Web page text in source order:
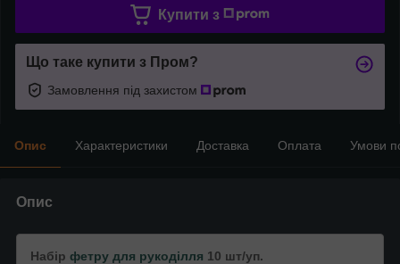
Купити з
Що таке купити з Пром?
Замовлення під захистом
Опис Характеристики Доставка Оплата Умови
Опис
Набір фетру для рукоділля 10 шт/уп.